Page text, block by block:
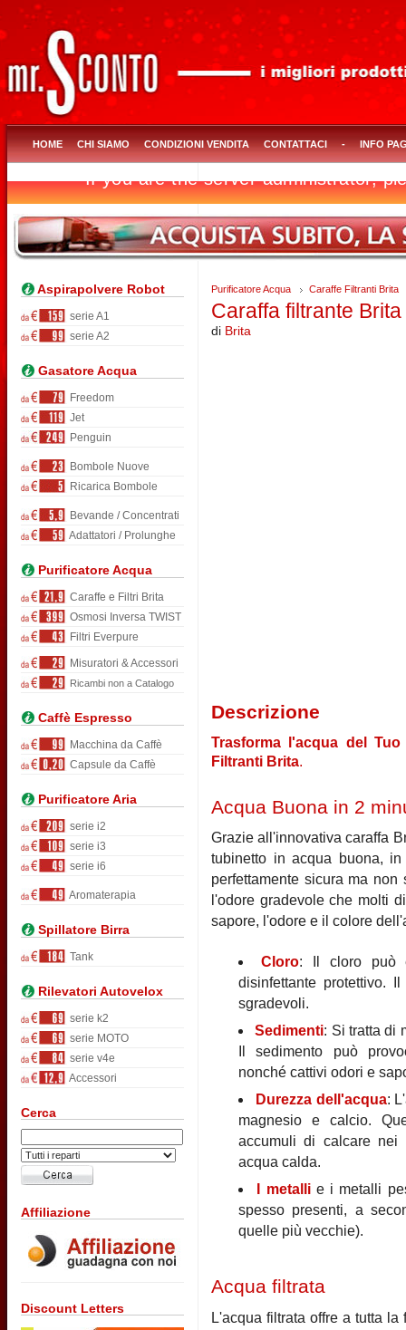
HOME CHI SIAMO CONDIZIONI VENDITA CONTATTACI - INFO
Aspirapolvere Robot
serie A1
serie A2
Gasatore Acqua
Freedom
Jet
Penguin
Bombole Nuove
Ricarica Bombole
Bevande / Concentrati
Adattatori / Prolunghe
Purificatore Acqua
Caraffe e Filtri Brita
Osmosi Inversa TWIST
Filtri Everpure
Misuratori & Accessori
Ricambi non a Catalogo
Caffè Espresso
Macchina da Caffè
Capsule da Caffè
Purificatore Aria
serie i2
serie i3
serie i6
Aromaterapia
Spillatore Birra
Tank
Rilevatori Autovelox
serie k2
serie MOTO
serie v4e
Accessori
Cerca
Affiliazione
Discount Letters
Purificatore Acqua Caraffe Filtranti Brita
Caraffa filtrante
di Brita
Descrizione
Trasforma l'acqua del
Filtranti Brita.
Acqua Buona in 2
Grazie all'innovativa caraffa
tubinetto in acqua buona,
perfettamente sicura ma
l'odore gradevole che molti
sapore, l'odore e il colore
Cloro: Il cloro può
disinfettante protettivo.
sgradevoli.
Sedimenti: Si tratta di
Il sedimento può
nonché cattivi odori e
Durezza dell'acqua:
magnesio e calcio.
accumuli di calcare nei
acqua calda.
I metallie i metalli
spesso presenti, a
quelle più vecchie).
Acqua filtrata
L'acqua filtrata offre a tutta